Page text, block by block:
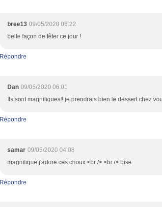
bree13 09/05/2020 06:22
belle façon de fêter ce jour !
Répondre
Dan 09/05/2020 06:01
Ils sont magnifiques!! je prendrais bien le dessert chez
Répondre
samar 09/05/2020 04:08
magnifique j'adore ces choux <br /> <br /> bise
Répondre